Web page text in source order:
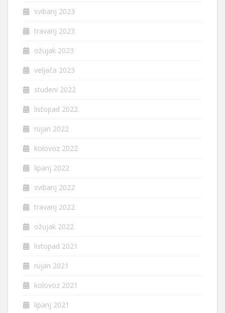
svibanj 2023
travanj 2023
ožujak 2023
veljača 2023
studeni 2022
listopad 2022
rujan 2022
kolovoz 2022
lipanj 2022
svibanj 2022
travanj 2022
ožujak 2022
listopad 2021
rujan 2021
kolovoz 2021
lipanj 2021